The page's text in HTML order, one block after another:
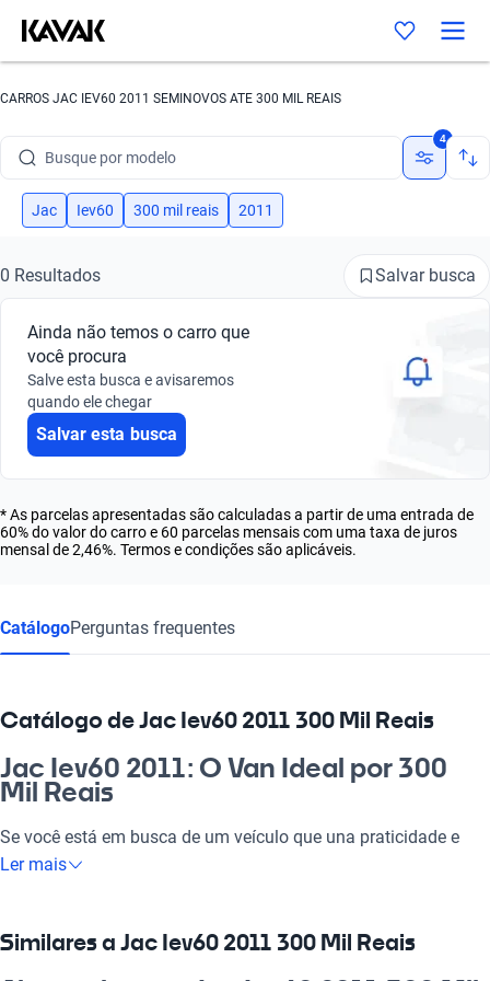
CARROS JAC IEV60 2011 SEMINOVOS ATE 300 MIL REAIS
Busque por modelo
Busque por versão
Busque por marca
Busque por modelo
Busque por versão
4
Jac Iev60 300 mil reais 2011
0 Resultados Salvar busca
Ainda não temos o carro que
você procura
Salve esta busca e avisaremos
quando ele chegar
Salvar esta busca
* As parcelas apresentadas são calculadas a partir de uma entrada de
60% do valor do carro e 60 parcelas mensais com uma taxa de juros
mensal de 2,46%. Termos e condições são aplicáveis.
CatálogoPerguntas frequentes
Catálogo de Jac Iev60 2011 300 Mil Reais
Jac Iev60 2011: O Van Ideal por 300
Mil Reais
Se você está em busca de um veículo que una praticidade e
sofisticação, o Jac Iev60 2011, a 300 mil reais, é a sua escolha
mão da economia de combustível e tecnologia. Este veículo é
perfeito para o dia a dia, para o trabalho ou até mesmo para a
Ler mais
Similares a Jac Iev60 2011 300 Mil Reais